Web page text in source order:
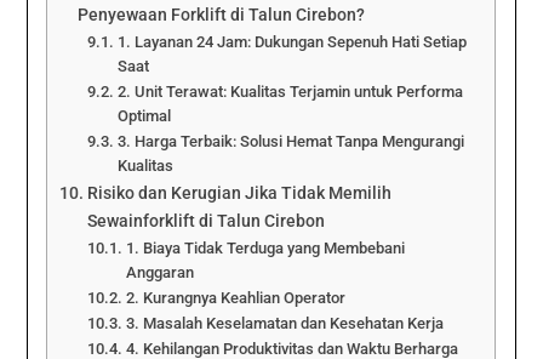
Penyewaan Forklift di Talun Cirebon?
1. Layanan 24 Jam: Dukungan Sepenuh Hati Setiap
Saat
2. Unit Terawat: Kualitas Terjamin untuk Performa
Optimal
3. Harga Terbaik: Solusi Hemat Tanpa Mengurangi
Kualitas
Risiko dan Kerugian Jika Tidak Memilih
Sewainforklift di Talun Cirebon
1. Biaya Tidak Terduga yang Membebani
Anggaran
2. Kurangnya Keahlian Operator
3. Masalah Keselamatan dan Kesehatan Kerja
4. Kehilangan Produktivitas dan Waktu Berharga